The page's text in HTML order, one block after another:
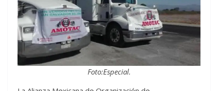
Foto:Especial.